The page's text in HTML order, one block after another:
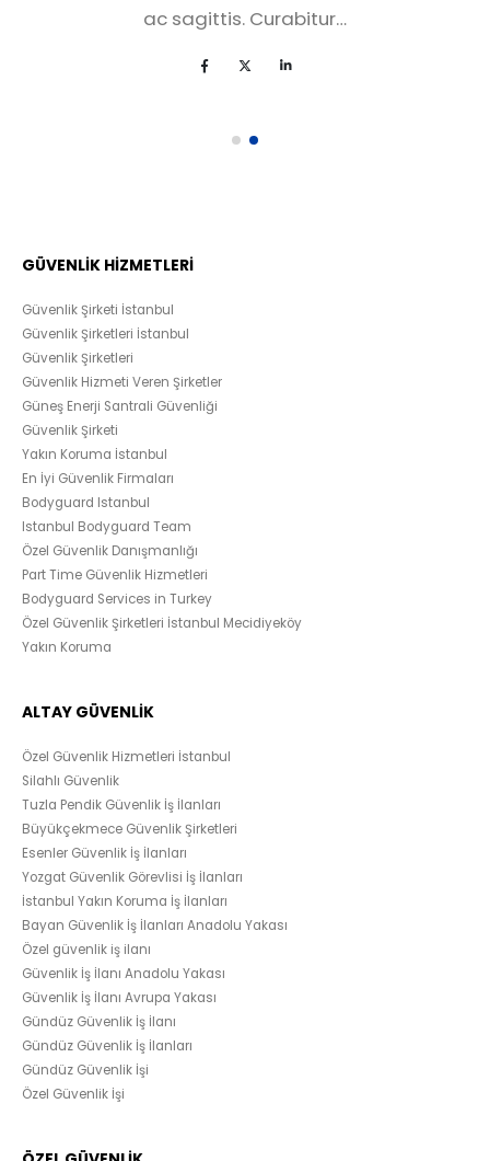
ac sagittis. Curabitur…
GÜVENLİK HİZMETLERİ
Güvenlik Şirketi İstanbul
Güvenlik Şirketleri İstanbul
Güvenlik Şirketleri
Güvenlik Hizmeti Veren Şirketler
Güneş Enerji Santrali Güvenliği
Güvenlik Şirketi
Yakın Koruma İstanbul
En İyi Güvenlik Firmaları
Bodyguard Istanbul
Istanbul Bodyguard Team
Özel Güvenlik Danışmanlığı
Part Time Güvenlik Hizmetleri
Bodyguard Services in Turkey
Özel Güvenlik Şirketleri İstanbul Mecidiyeköy
Yakın Koruma
ALTAY GÜVENLİK
Özel Güvenlik Hizmetleri İstanbul
Silahlı Güvenlik
Tuzla Pendik Güvenlik İş İlanları
Büyükçekmece Güvenlik Şirketleri
Esenler Güvenlik İş İlanları
Yozgat Güvenlik Görevlisi İş İlanları
İstanbul Yakın Koruma İş İlanları
Bayan Güvenlik İş İlanları Anadolu Yakası
Özel güvenlik iş ilanı
Güvenlik İş İlanı Anadolu Yakası
Güvenlik İş İlanı Avrupa Yakası
Gündüz Güvenlik İş İlanı
Gündüz Güvenlik İş İlanları
Gündüz Güvenlik İşi
Özel Güvenlik İşi